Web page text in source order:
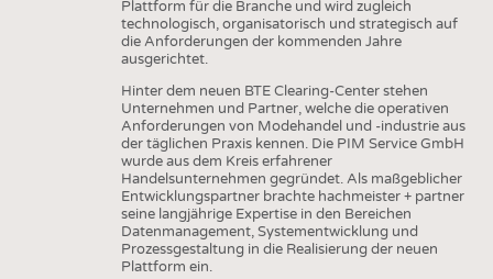
Plattform für die Branche und wird zugleich
technologisch, organisatorisch und strategisch auf
die Anforderungen der kommenden Jahre
ausgerichtet.
Hinter dem neuen BTE Clearing-Center stehen
Unternehmen und Partner, welche die operativen
Anforderungen von Modehandel und -industrie aus
der täglichen Praxis kennen. Die PIM Service GmbH
wurde aus dem Kreis erfahrener
Handelsunternehmen gegründet. Als maßgeblicher
Entwicklungspartner brachte hachmeister + partner
seine langjährige Expertise in den Bereichen
Datenmanagement, Systementwicklung und
Prozessgestaltung in die Realisierung der neuen
Plattform ein.